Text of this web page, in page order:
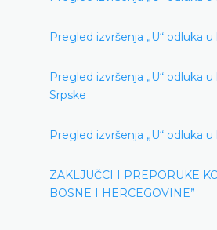
Pregled izvršenja „U“ odluka
Pregled izvršenja „U“ odluka
Srpske
Pregled izvršenja „U“ odluka
ZAKLJUČCI I PREPORUKE
BOSNE I HERCEGOVINE”